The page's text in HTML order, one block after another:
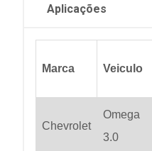
Aplicações
Marca Veiculo
Chevrolet
Omega
3.0